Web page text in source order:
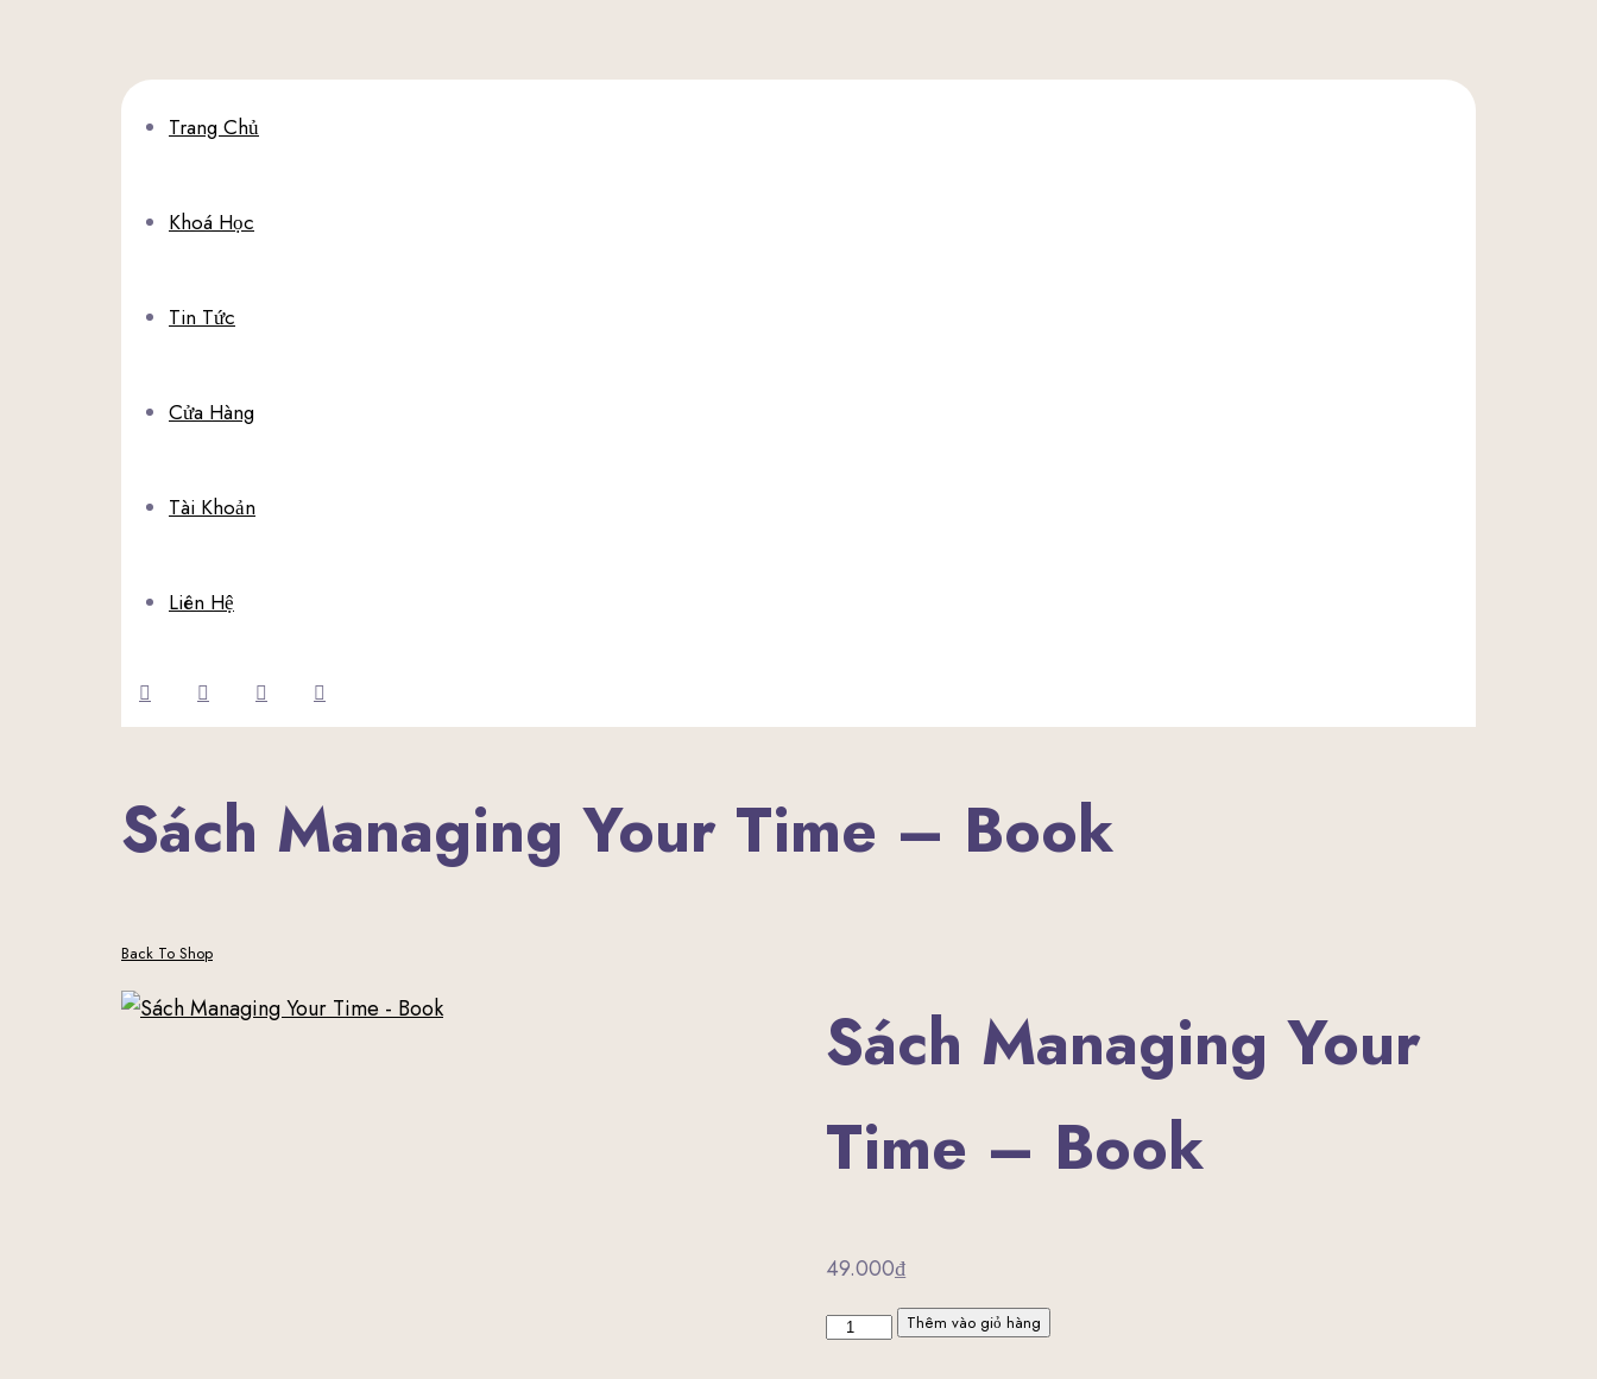
Trang Chủ
Khoá Học
Tin Tức
Cửa Hàng
Tài Khoản
Liên Hệ
Sách Managing Your Time – Book
Back To Shop
Sách Managing Your
Time – Book
49.000₫
Sách
Thêm vào giỏ hàng